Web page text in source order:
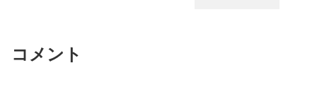
コメント